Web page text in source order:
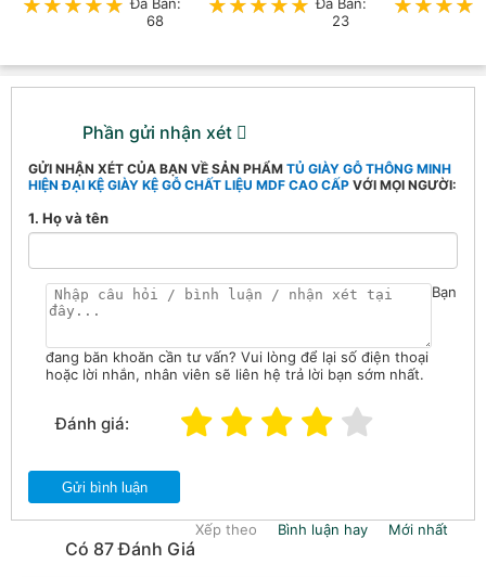
★★★★★
★★★★★
68
★★★★★
★★★★★
23
Phần gửi nhận xét
GỬI NHẬN XÉT CỦA BẠN VỀ SẢN PHẨM TỦ GIÀY GỖ THÔNG MINH
HIỆN ĐẠI KỆ GIÀY KỆ GỖ CHẤT LIỆU MDF CAO CẤP VỚI MỌI NGƯỜI:
1. Họ và tên
Bạn
đang băn khoăn cần tư vấn? Vui lòng để lại số điện thoại
hoặc lời nhắn, nhân viên sẽ liên hệ trả lời bạn sớm nhất.
Đánh giá:
Gửi bình luận
Có 87 Đánh Giá
Xếp theo Bình luận hay Mới nhất